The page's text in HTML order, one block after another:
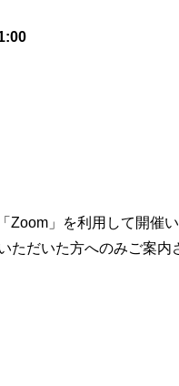
」を利用して開催い
ただいた方へのみご案内